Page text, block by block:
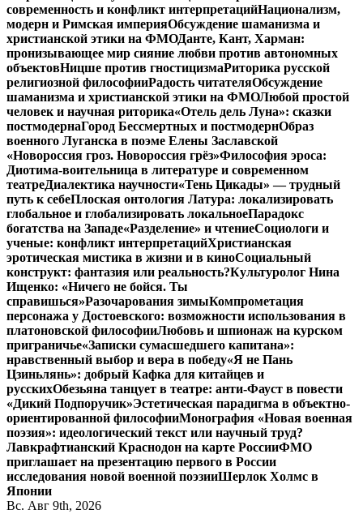
современность и конфликт интерпретацийНационализм,
модерн и Римская империяОбсуждение шаманизма и
христианской этики на ФМОДанте, Кант, Харман:
пронизывающее мир сияние любви против автономных
объектовНицше против гностицизмаРиторика русской
религиозной философииРадость читателяОбсуждение
шаманизма и христианской этики на ФМОЛюбой простой
человек и научная риторика«Отель дель Луна»: сказки
постмодернаГород Бессмертных и постмодернОбраз
военного Луганска в поэме Елены Заславской
«Новороссия гроз. Новороссия грёз»Философия эроса:
Диотима-воительница в литературе и современном
театреДиалектика научности«Тень Цикады» — трудный
путь к себеПлоская онтология Латура: локализировать
глобальное и глобализировать локальноеПарадокс
богатства на Западе«Разделение» и чтениеСоциологи и
ученые: конфликт интерпретацийХристианская
эротическая мистика в жизни и в киноСоциальный
конструкт: фантазия или реальность?Культуролог Нина
Ищенко: «Ничего не бойся. Ты
справишься»Разочарования зимыКомпрометация
персонажа у Достоевского: возможности использования в
платоновской философииЛюбовь и шпионаж на курском
приграничье«Записки сумасшедшего капитана»:
нравственный выбор и вера в победу«Я не Пань
Цзиньлянь»: добрый Кафка для китайцев и
русскихОбезьяна танцует в театре: анти-Фауст в повести
«Дикий Подпоручик»Эстетическая парадигма в объектно-
ориентированной философииМонография «Новая военная
поэзия»: идеологический текст или научный труд?
Лавкрафтианский Краснодон на карте РоссииФМО
приглашает на презентацию первого в России
исследования новой военной поэзииШерлок Холмс в
Японии
Вс. Авг 9th, 2026